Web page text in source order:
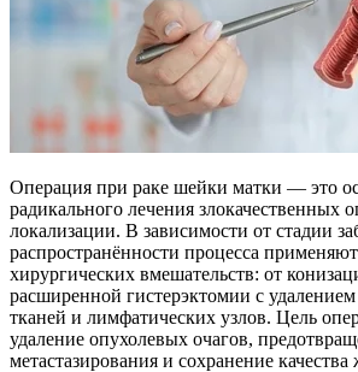
Операция при раке шейки матки — это
радикального лечения злокачественных
локализации. В зависимости от стадии
распространённости процесса
хирургических вмешательств: от
расширенной гистерэктомии с
тканей и лимфатических узлов. Цель
удаление опухолевых очагов,
метастазирования и сохранение